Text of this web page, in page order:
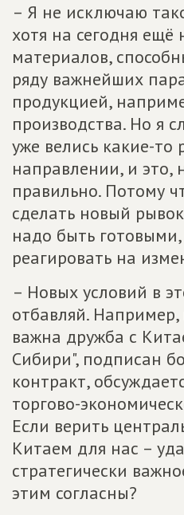
– Я не исключаю
хотя на сегодня ещё
материалов,
ряду важнейших
продукцией,
производства. Но я
уже велись какие-то
направлении, и это,
правильно. Потому
сделать новый
надо быть
реагировать на
– Новых условий в
отбавляй. Например,
важна дружба с
Сибири", подписан
контракт,
торгово-
Если верить
Китаем для нас –
стратегически
этим согласны?